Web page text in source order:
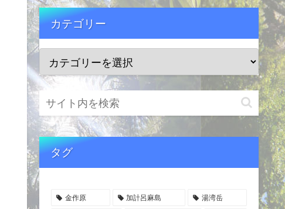
カテゴリー
タグ
金作原 加計呂麻島 湯湾岳